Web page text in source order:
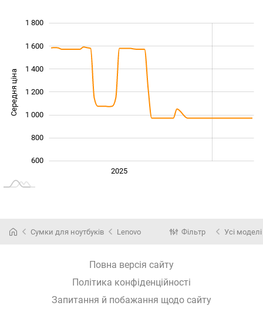
Середня ціна 1 000
600
800
1 000
1 200
1 400
1 600
1 800
2025
Сумки для ноутбуків Lenovo Фільтр Усі моделі
Повна версія сайту
Політика конфіденційності
Запитання й побажання щодо сайту